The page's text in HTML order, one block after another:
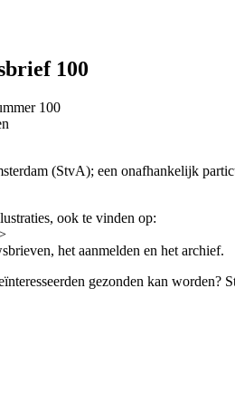
100
100
(StvA); een onafhankelijk
ook te vinden op:
het aanmelden en het archief.
gezonden kan worden?